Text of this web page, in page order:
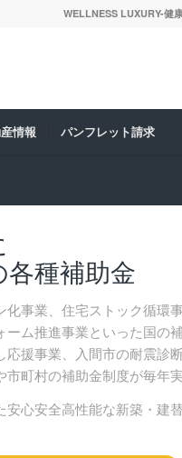
WELLNESS LUXURY-健
情報 パンフレット請求
種補助金
化事業、住宅ストック循環
ム推進事業といった国の
援事業、入間市の耐震診
町村の補助金制度が毎年実
心安全高性能な新築・建